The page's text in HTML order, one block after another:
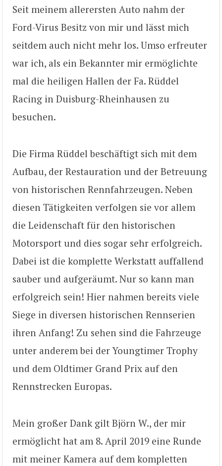
Seit meinem allerersten Auto nahm der
Ford-Virus Besitz von mir und lässt mich
seitdem auch nicht mehr los. Umso erfreuter
war ich, als ein Bekannter mir ermöglichte
mal die heiligen Hallen der Fa. Rüddel
Racing in Duisburg-Rheinhausen zu
besuchen.
Die Firma Rüddel beschäftigt sich mit dem
Aufbau, der Restauration und der Betreuung
von historischen Rennfahrzeugen. Neben
diesen Tätigkeiten verfolgen sie vor allem
die Leidenschaft für den historischen
Motorsport und dies sogar sehr erfolgreich.
Dabei ist die komplette Werkstatt auffallend
sauber und aufgeräumt. Nur so kann man
erfolgreich sein! Hier nahmen bereits viele
Siege in diversen historischen Rennserien
ihren Anfang! Zu sehen sind die Fahrzeuge
unter anderem bei der Youngtimer Trophy
und dem Oldtimer Grand Prix auf den
Rennstrecken Europas.
Mein großer Dank gilt Björn W., der mir
ermöglicht hat am 8. April 2019 eine Runde
mit meiner Kamera auf dem kompletten